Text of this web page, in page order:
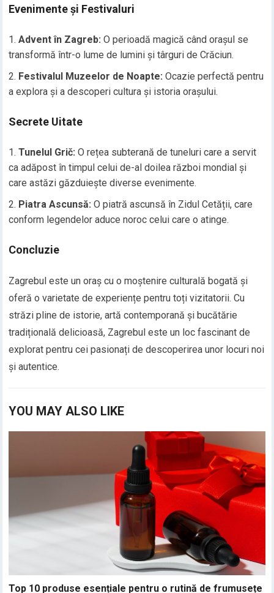
Evenimente și Festivaluri
Advent în Zagreb: O perioadă magică când orașul se
transformă într-o lume de lumini și târguri de Crăciun.
Festivalul Muzeelor de Noapte: Ocazie perfectă pentru
a explora și a descoperi cultura și istoria orașului.
Secrete Uitate
Tunelul Grič: O rețea subterană de tuneluri care a servit
ca adăpost în timpul celui de-al doilea război mondial și
care astăzi găzduiește diverse evenimente.
Piatra Ascunsă: O piatră ascunsă în Zidul Cetății, care
conform legendelor aduce noroc celui care o atinge.
Concluzie
Zagrebul este un oraș cu o moștenire culturală bogată și
oferă o varietate de experiențe pentru toți vizitatorii. Cu
străzi pline de istorie, artă contemporană și bucătărie
tradițională delicioasă, Zagrebul este un loc fascinant de
explorat pentru cei pasionați de descoperirea unor locuri noi
și autentice.
YOU MAY ALSO LIKE
Top 10 produse esențiale pentru o rutină de frumusețe